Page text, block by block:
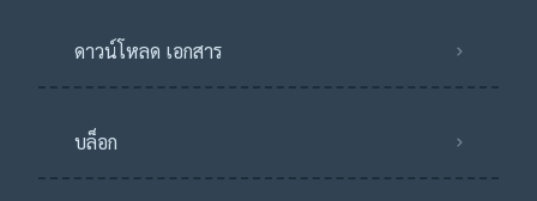
ดาวน์โหลด เอกสาร
บล็อก